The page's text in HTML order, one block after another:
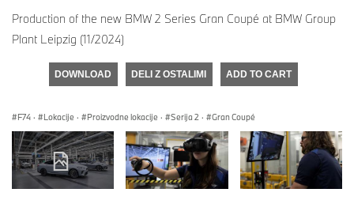
Production of the new BMW 2 Series Gran Coupé at BMW Group
Plant Leipzig (11/2024)
DOWNLOAD DELI Z OSTALIMI ADD TO CART
F74 · Lokacije · Proizvodne lokacije · Serija 2 · Gran Coupé